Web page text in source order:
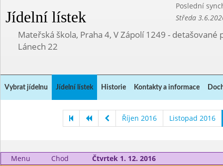
Jídelní lístek
Poslední
Středa
Mateřská škola, Praha 4, V Zápolí 1249 - detašované
Lánech 22
Vybrat jídelnu Jídelní lístek Historie Kontakty a informace
Říjen 2016 Listopad 2016
Menu Chod
Čtvrtek 1. 12. 2016